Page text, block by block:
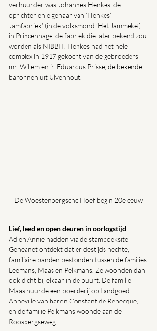
verhuurder was Johannes Henkes, de
oprichter en eigenaar van ‘Henkes’
Jamfabriek’ (in de volksmond ‘Het Jammeke’)
in Princenhage, de fabriek die later bekend zou
worden als NIBBIT. Henkes had het hele
complex in 1917 gekocht van de gebroeders
mr. Willem en ir. Eduardus Prisse, de bekende
baronnen uit Ulvenhout.
De Woestenbergsche Hoef begin 20e eeuw
Lief, leed en open deuren in oorlogstijd
Ad en Annie hadden via de stamboeksite
Geneanet ontdekt dat er destijds hechte,
familiaire banden bestonden tussen de families
Leemans, Maas en Pelkmans. Ze woonden dan
ook dicht bij elkaar in de buurt. De familie
Maas huurde een boerderij op Landgoed
Anneville van baron Constant de Rebecque,
en de familie Pelkmans woonde aan de
Roosbergseweg.